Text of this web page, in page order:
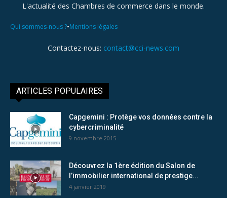
L'actualité des Chambres de commerce dans le monde.
Qui sommes-nous ?•Mentions légales
Contactez-nous: contact@cci-news.com
ARTICLES POPULAIRES
Capgemini : Protège vos données contre la
cybercriminalité
9 novembre 2015
Découvrez la 1ère édition du Salon de
l’immobilier international de prestige...
4 janvier 2019